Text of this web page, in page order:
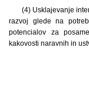
(4) Usklajevanje
razvoj glede na
potencialov za
kakovosti naravnih in